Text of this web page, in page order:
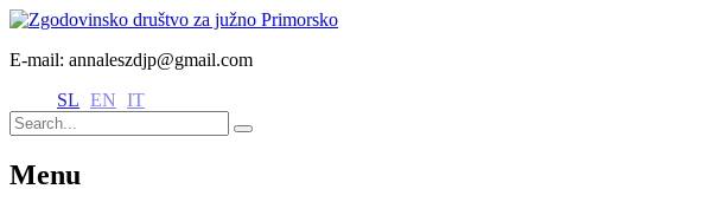
E-mail: annaleszdjp@gmail.com
SL EN IT
Menu